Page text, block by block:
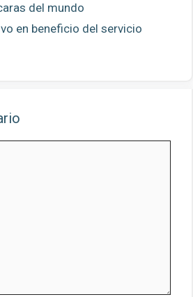
del mundo
en beneficio del servicio